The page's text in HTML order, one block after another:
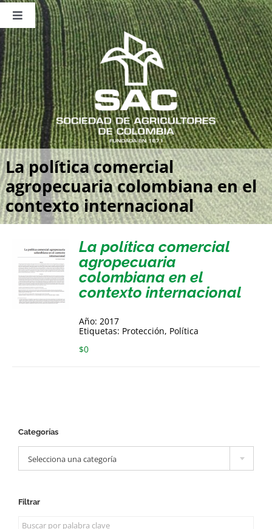
Saltar
contenido
Toggle
Navigation
Nosotros
Publicaciones
Sala de Prensa
Eventos
La política comercial
agropecuaria colombiana en el
contexto internacional
La política comercial
agropecuaria
colombiana en el
contexto internacional
Año: 2017
Etiquetas: Protección, Política
$0
Categorías
Selecciona una categoría
Filtrar